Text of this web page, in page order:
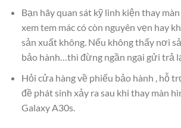
Bạn hãy quan sát kỹ linh kiện thay
xem tem mác có còn nguyên vẹn hay
sản xuất không. Nếu không thấy nơi
bảo hành…thì đừng ngần ngại gửi trả
Hỏi cửa hàng về phiếu bảo hành , hỗ
đề phát sinh xảy ra sau khi thay màn
Galaxy A30s.